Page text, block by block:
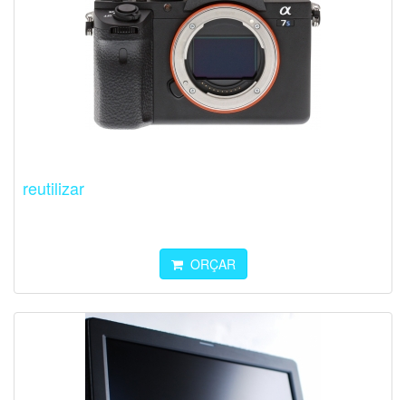
reutilizar
ORÇAR